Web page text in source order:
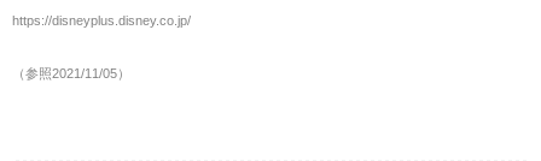
https://disneyplus.disney.co.jp/
（参照2021/11/05）